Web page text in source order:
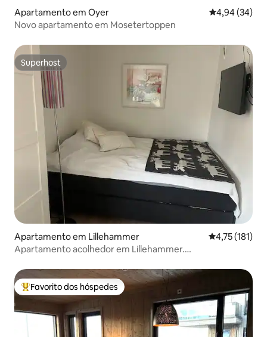
Apartamento em Oyer Classificação
4,94 (34)
Novo apartamento em Mosetertoppen
Superhost
Superhost
Apartamento em Lillehammer Classificação
4,75 (181)
Apartamento acolhedor em Lillehammer.
Favoritos dos hóspedes mais apreciados
Favorito dos hóspedes